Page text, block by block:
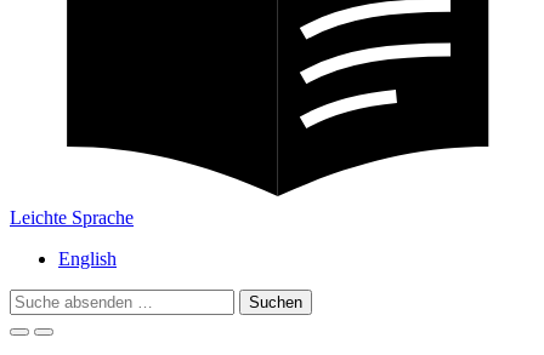
Leichte Sprache
English
Search
for: